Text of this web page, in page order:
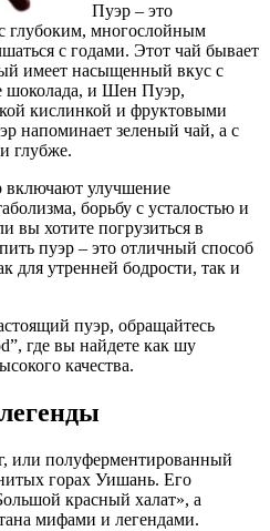
Пуэр – это
глубоким, многослойным
с годами. Этот чай бывает
имеет насыщенный вкус с
шоколада, и Шен Пуэр,
кислинкой и фруктовыми
напоминает зеленый чай, а с
глубже.
включают улучшение
борьбу с усталостью и
вы хотите погрузиться в
пуэр – это отличный способ
для утренней бодрости, так и
пуэр, обращайтесь
где вы найдете как шу
качества.
или полуферментированный
горах Уишань. Его
красный халат», а
мифами и легендами.